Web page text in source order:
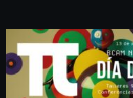
Plaza
(BZP),
un
festival
la